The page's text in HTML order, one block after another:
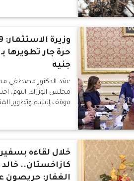
جنيه
عقد الدكتور مصطفى
مجلس الوزراء، اليوم،
موقف إنشاء وتطوير
خلال لقاءه بسفير
كازاخستان.. خالد
الغفار: حريصون